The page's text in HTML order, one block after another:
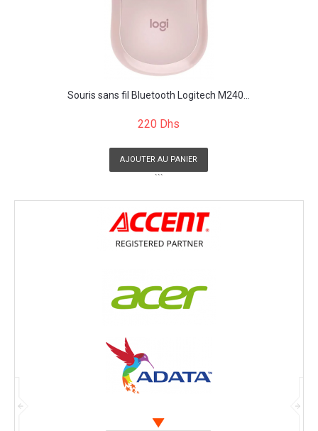
Souris sans fil Bluetooth Logitech M240...
220 Dhs
AJOUTER AU PANIER
```